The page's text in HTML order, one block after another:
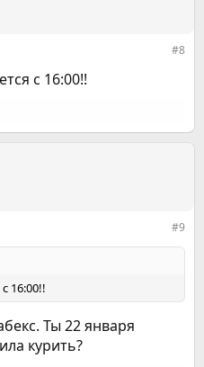
#8
с 16:00!!
#9
16:00!!
Ты 22 января
курить?